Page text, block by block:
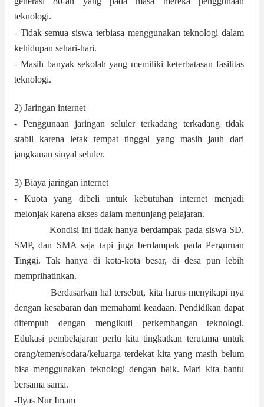
teknologi.
- Tidak semua siswa terbiasa menggunakan teknologi dalam
kehidupan sehari-hari.
- Masih banyak sekolah yang memiliki keterbatasan fasilitas
teknologi.
2) Jaringan internet
- Penggunaan jaringan seluler terkadang terkadang tidak
stabil karena letak tempat tinggal yang masih jauh dari
jangkauan sinyal seluler.
3) Biaya jaringan internet
- Kuota yang dibeli untuk kebutuhan internet menjadi
melonjak karena akses dalam menunjang pelajaran.
Kondisi ini tidak hanya berdampak pada siswa SD,
SMP, dan SMA saja tapi juga berdampak pada Perguruan
Tinggi. Tak hanya di kota-kota besar, di desa pun lebih
memprihatinkan.
Berdasarkan hal tersebut, kita harus menyikapi nya
dengan kesabaran dan memahami keadaan. Pendidikan dapat
ditempuh dengan mengikuti perkembangan teknologi.
Edukasi pembelajaran perlu kita tingkatkan terutama untuk
orang/temen/sodara/keluarga terdekat kita yang masih belum
bisa menggunakan teknologi dengan baik. Mari kita bantu
bersama sama.
-Ilyas Nur Imam